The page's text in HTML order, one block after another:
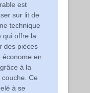
est
sur lit de
technique
qui offre la
des pièces
économe en
à la
Ce
à se